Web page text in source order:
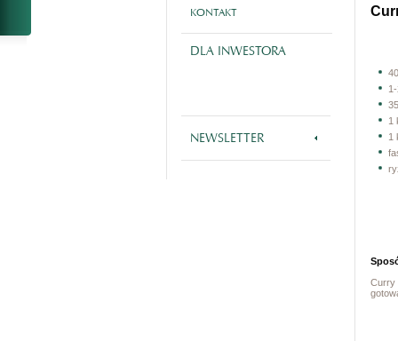
KONTAKT
DLA INWESTORA
NEWSLETTER
1
1
Curry